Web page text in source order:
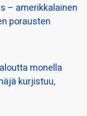
– amerikkalainen
porausten
monella
kurjistuu,